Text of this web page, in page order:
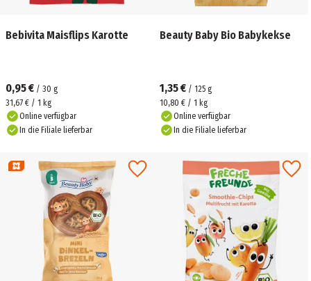
Bebivita Maisflips Karotte
0,95 € / 30 g
31,67 € / 1 kg
Online verfügbar
In die Filiale lieferbar
Beauty Baby Bio Babykekse
1,35 € / 125 g
10,80 € / 1 kg
Online verfügbar
In die Filiale lieferbar